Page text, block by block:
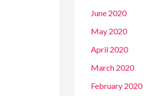
June 2020
May 2020
April 2020
March 2020
February 2020